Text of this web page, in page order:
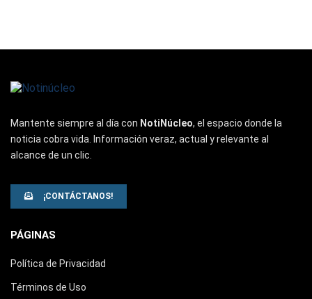
Mantente siempre al día con NotiNúcleo, el espacio donde la
noticia cobra vida. Información veraz, actual y relevante al
alcance de un clic.
¡CONTÁCTANOS!
PÁGINAS
Política de Privacidad
Términos de Uso